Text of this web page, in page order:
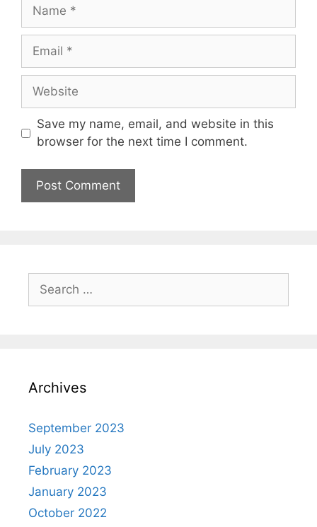
Save my name, email, and website in this
browser for the next time I comment.
Archives
September 2023
July 2023
February 2023
January 2023
October 2022